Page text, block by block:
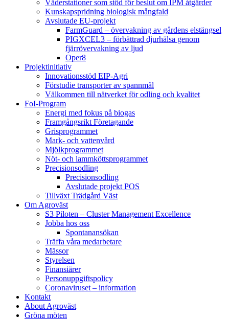
Väderstationer som stöd för beslut om IPM åtgärder
Kunskapspridning biologisk mångfald
Avslutade EU-projekt
FarmGuard – övervakning av gårdens elstängsel
PIGXCEL3 – förbättrad djurhälsa genom
fjärrövervakning av ljud
Oper8
Projektinitiativ
Innovationsstöd EIP-Agri
Förstudie transporter av spannmål
Välkommen till nätverket för odling och kvalitet
FoI-Program
Energi med fokus på biogas
Framgångsrikt Företagande
Grisprogrammet
Mark- och vattenvård
Mjölkprogrammet
Nöt- och lammköttsprogrammet
Precisionsodling
Precisionsodling
Avslutade projekt POS
Tillväxt Trädgård Väst
Om Agroväst
S3 Piloten – Cluster Management Excellence
Jobba hos oss
Spontanansökan
Träffa våra medarbetare
Mässor
Styrelsen
Finansiärer
Personuppgiftspolicy
Coronaviruset – information
Kontakt
About Agroväst
Gröna möten